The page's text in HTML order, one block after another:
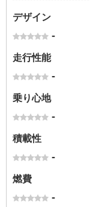
デザイン
-
走行性能
-
乗り心地
-
積載性
-
燃費
-